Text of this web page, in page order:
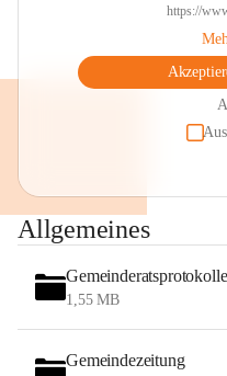
https://
Allgemeines
Gemeinderatsprotokolle
1,55 MB
Gemeindezeitung